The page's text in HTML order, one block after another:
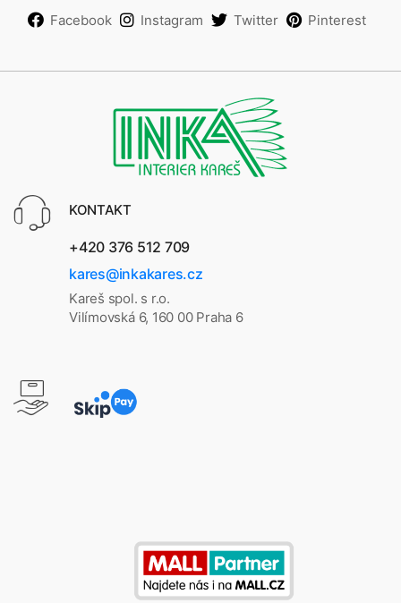
Facebook Instagram Twitter Pinterest
KONTAKT
+420 376 512 709
kares@inkakares.cz
Kareš spol. s r.o.
Vilímovská 6, 160 00 Praha 6